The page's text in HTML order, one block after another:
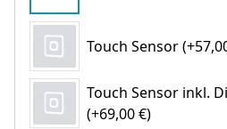
Touch Sensor
Touch Sensor inkl.
(+69,00 €)